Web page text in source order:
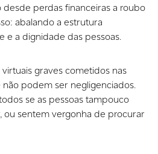
perdas financeiras a roubo
abalando a estrutura
e a dignidade das pessoas.
graves cometidos nas
podem ser negligenciados.
se as pessoas tampouco
ou sentem vergonha de procurar